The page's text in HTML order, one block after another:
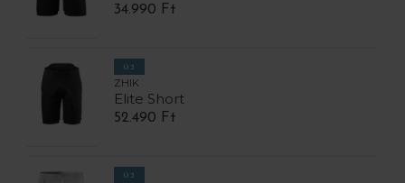
34.990 Ft
ÚJ
ZHIK
Elite Short
52.490 Ft
ÚJ